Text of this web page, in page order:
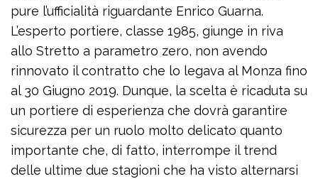
pure l’ufficialità riguardante Enrico Guarna.
L’esperto portiere, classe 1985, giunge in riva
allo Stretto a parametro zero, non avendo
rinnovato il contratto che lo legava al Monza fino
al 30 Giugno 2019. Dunque, la scelta è ricaduta su
un portiere di esperienza che dovrà garantire
sicurezza per un ruolo molto delicato quanto
importante che, di fatto, interrompe il trend
delle ultime due stagioni che ha visto alternarsi